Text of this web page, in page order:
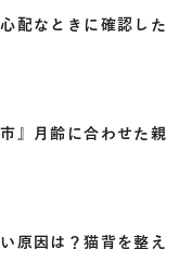
配なときに確認した
』月齢に合わせた親
原因は？猫背を整え